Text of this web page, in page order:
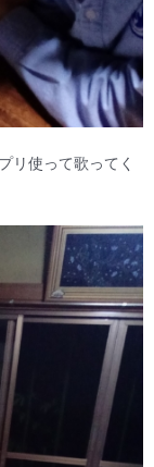
リ使って歌ってく